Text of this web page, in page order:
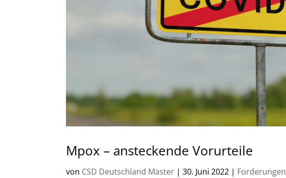
Mpox – ansteckende Vorurteile
von CSD Deutschland Master |30. Juni 2022 | Forderungen